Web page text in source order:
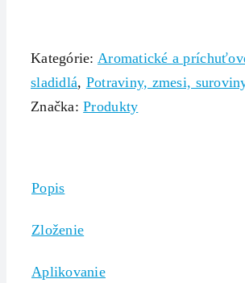
Kategórie: Aromatické a
sladidlá, Potraviny, zmesi,
Značka:Produkty
Popis
Zloženie
Aplikovanie